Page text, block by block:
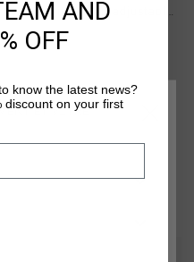
regular fit and an adjustable
iconic number 9 is
a subtle yet stylish
ET VOTRE
AND
OFF
know the latest news?
discount on your first